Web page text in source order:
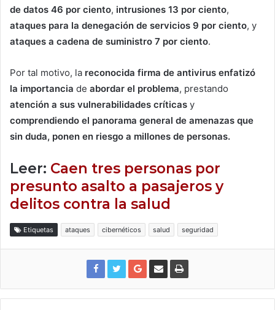
de datos 46 por ciento, intrusiones 13 por ciento,
ataques para la denegación de servicios 9 por ciento, y
ataques a cadena de suministro 7 por ciento.
Por tal motivo, la reconocida firma de antivirus enfatizó
la importancia de abordar el problema, prestando
atención a sus vulnerabilidades críticas y
comprendiendo el panorama general de amenazas que
sin duda, ponen en riesgo a millones de personas.
Leer: Caen tres personas por
presunto asalto a pasajeros y
delitos contra la salud
Etiquetas ataques cibernéticos salud seguridad